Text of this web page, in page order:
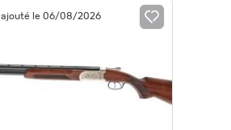
ajouté le 06/08/2026